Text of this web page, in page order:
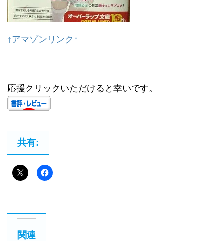
↑アマゾンリンク↑
応援クリックいただけると幸いです。
共有:
関連